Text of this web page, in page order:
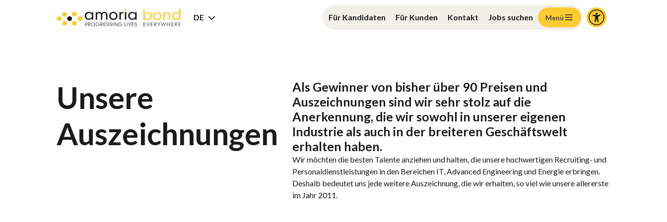
DE Für Kandidaten Für Kunden Kontakt Jobs suchen Menü
Unsere
Auszeichnungen
Als Gewinnervon bisher über 90 Preisen und
Auszeichnungen sind wirsehrstolz auf die
Anerkennung, die wirsowohl in unserer eigenen
Industrie als auch in der breiteren Geschäftswelt
erhalten haben.
Wir möchtendie besten Talenteanziehenundhalten, die unsere hochwertigen Recruiting- und
Personaldienstleistungen in den Bereichen IT,Advanced Engineeringund Energie erbringen.
Deshalb bedeutet uns jedeweitereAuszeichnung, die wir erhalten, so viel wie unsereallererste
im Jahr 2011.